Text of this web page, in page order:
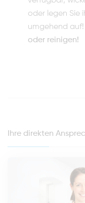
oder legen Sie
umgehend auf!
oder reinigen!
Ihre direkten